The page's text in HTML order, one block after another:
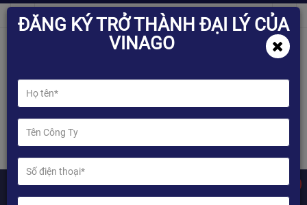
ĐĂNG KÝ TRỞ THÀNH ĐẠI LÝ CỦA
VINAGO